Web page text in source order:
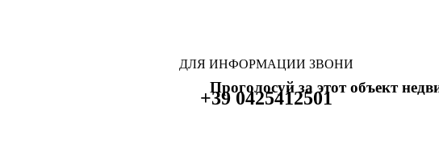
ДЛЯ ИНФОРМАЦИИ ЗВОНИ
+39 0425412501
Проголосуй за этот объект